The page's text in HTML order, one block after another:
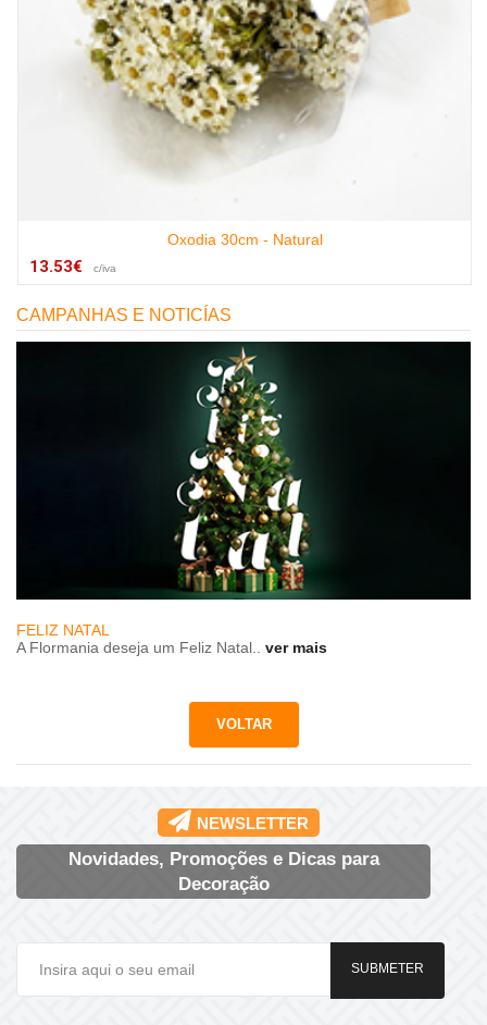
Oxodia 30cm - Natural
13.53€ c/iva
CAMPANHAS E NOTICÍAS
FELIZ NATAL
A Flormania deseja um Feliz Natal.. ver mais
NEWSLETTER
Novidades, Promoções e Dicas para
Decoração
SUBMETER